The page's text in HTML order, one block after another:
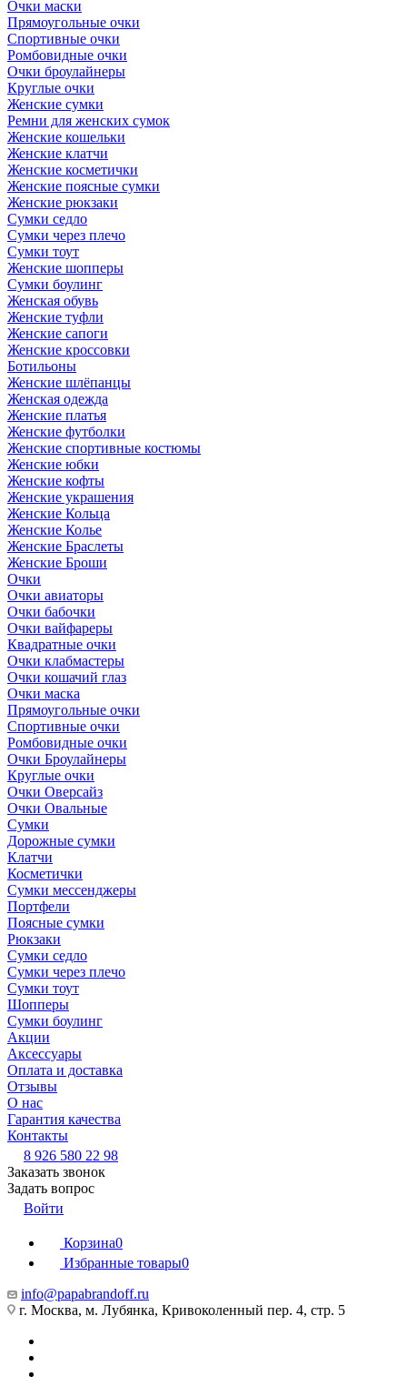
Очки маски
Прямоугольные очки
Спортивные очки
Ромбовидные очки
Очки броулайнеры
Круглые очки
Женские сумки
Ремни для женских сумок
Женские кошельки
Женские клатчи
Женские косметички
Женские поясные сумки
Женские рюкзаки
Сумки седло
Сумки через плечо
Сумки тоут
Женские шопперы
Сумки боулинг
Женская обувь
Женские туфли
Женские сапоги
Женские кроссовки
Ботильоны
Женские шлёпанцы
Женская одежда
Женские платья
Женские футболки
Женские спортивные костюмы
Женские юбки
Женские кофты
Женские украшения
Женские Кольца
Женские Колье
Женские Браслеты
Женские Броши
Очки
Очки авиаторы
Очки бабочки
Очки вайфареры
Квадратные очки
Очки клабмастеры
Очки кошачий глаз
Очки маска
Прямоугольные очки
Спортивные очки
Ромбовидные очки
Очки Броулайнеры
Круглые очки
Очки Оверсайз
Очки Овальные
Сумки
Дорожные сумки
Клатчи
Косметички
Сумки мессенджеры
Портфели
Поясные сумки
Рюкзаки
Сумки седло
Сумки через плечо
Сумки тоут
Шопперы
Сумки боулинг
Акции
Аксессуары
Оплата и доставка
Отзывы
О нас
Гарантия качества
Контакты
8 926 580 22 98
Заказать звонок
Задать вопрос
Войти
Корзина0
Избранные товары0
info@papabrandoff.ru
г. Москва, м. Лубянка, Кривоколенный пер. 4, стр. 5